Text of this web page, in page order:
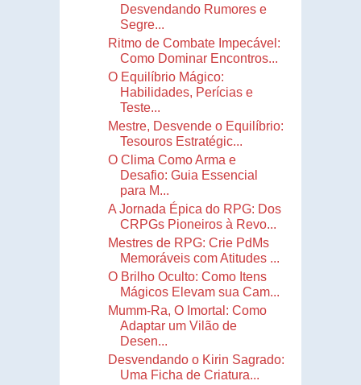
Desvendando Rumores e
Segre...
Ritmo de Combate Impecável:
Como Dominar Encontros...
O Equilíbrio Mágico:
Habilidades, Perícias e
Teste...
Mestre, Desvende o Equilíbrio:
Tesouros Estratégic...
O Clima Como Arma e
Desafio: Guia Essencial
para M...
A Jornada Épica do RPG: Dos
CRPGs Pioneiros à Revo...
Mestres de RPG: Crie PdMs
Memoráveis com Atitudes ...
O Brilho Oculto: Como Itens
Mágicos Elevam sua Cam...
Mumm-Ra, O Imortal: Como
Adaptar um Vilão de
Desen...
Desvendando o Kirin Sagrado:
Uma Ficha de Criatura...